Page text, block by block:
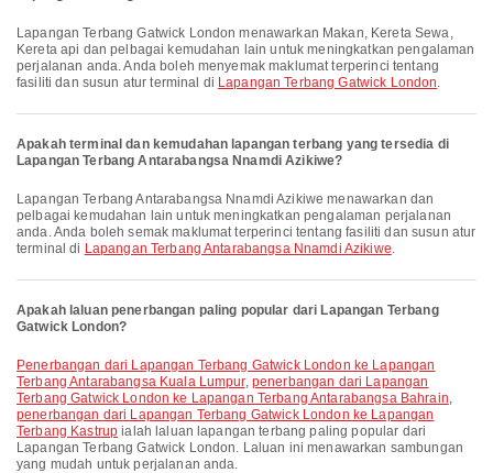
Lapangan Terbang Gatwick London menawarkan Makan, Kereta Sewa,
Kereta api dan pelbagai kemudahan lain untuk meningkatkan pengalaman
perjalanan anda. Anda boleh menyemak maklumat terperinci tentang
fasiliti dan susun atur terminal di Lapangan Terbang Gatwick London.
Apakah terminal dan kemudahan lapangan terbang yang tersedia di
Lapangan Terbang Antarabangsa Nnamdi Azikiwe?
Lapangan Terbang Antarabangsa Nnamdi Azikiwe menawarkan dan
pelbagai kemudahan lain untuk meningkatkan pengalaman perjalanan
anda. Anda boleh semak maklumat terperinci tentang fasiliti dan susun atur
terminal di Lapangan Terbang Antarabangsa Nnamdi Azikiwe.
Apakah laluan penerbangan paling popular dari Lapangan Terbang
Gatwick London?
penerbangan dari Lapangan Terbang Gatwick London ke Lapangan
Terbang Antarabangsa Kuala Lumpur, penerbangan dari Lapangan
Terbang Gatwick London ke Lapangan Terbang Antarabangsa Bahrain,
penerbangan dari Lapangan Terbang Gatwick London ke Lapangan
Terbang Kastrup ialah laluan lapangan terbang paling popular dari
Lapangan Terbang Gatwick London. Laluan ini menawarkan sambungan
yang mudah untuk perjalanan anda.